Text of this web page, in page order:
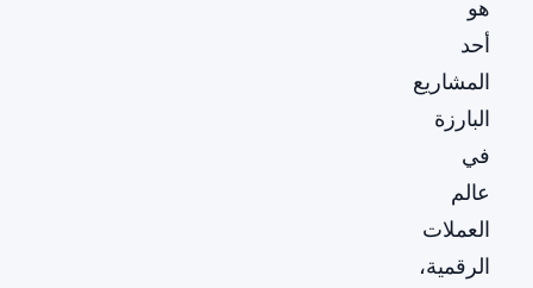
هو
أحد
المشاريع
البارزة
في
عالم
العملات
الرقمية،